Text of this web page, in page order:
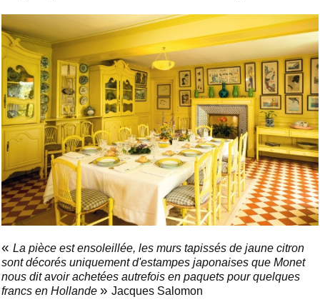
« La pièce est ensoleillée, les murs tapissés de jaune citron
sont décorés uniquement d'estampes japonaises que Monet
nous dit avoir achetées autrefois en paquets pour quelques
francs en Hollande » Jacques Salomon